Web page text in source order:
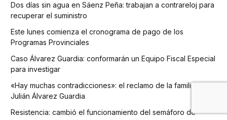
Dos días sin agua en Sáenz Peña: trabajan a contrareloj para
recuperar el suministro
Este lunes comienza el cronograma de pago de los
Programas Provinciales
Caso Álvarez Guardia: conformarán un Equipo Fiscal Especial
para investigar
«Hay muchas contradicciones»: el reclamo de la familia de
Julián Álvarez Guardia
Resistencia: cambió el funcionamiento del semáforo de